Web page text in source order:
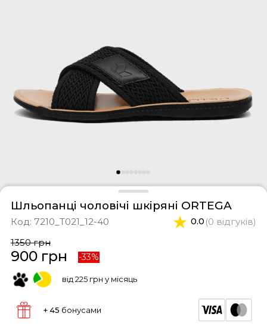
костюми
Шльопанці чоловічі шкіряні ORTEGA
Код: 7210_T021_12-40 0.0 (0 відгуків)
1350 грн
900 грн -33%
від 225 грн у місяць
+ 45 бонусами